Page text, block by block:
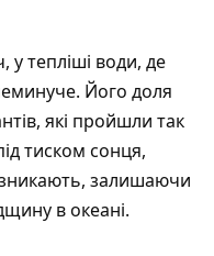
у тепліші води, де
Його доля
які пройшли так
тиском сонця,
зникають, залишаючи
в океані.